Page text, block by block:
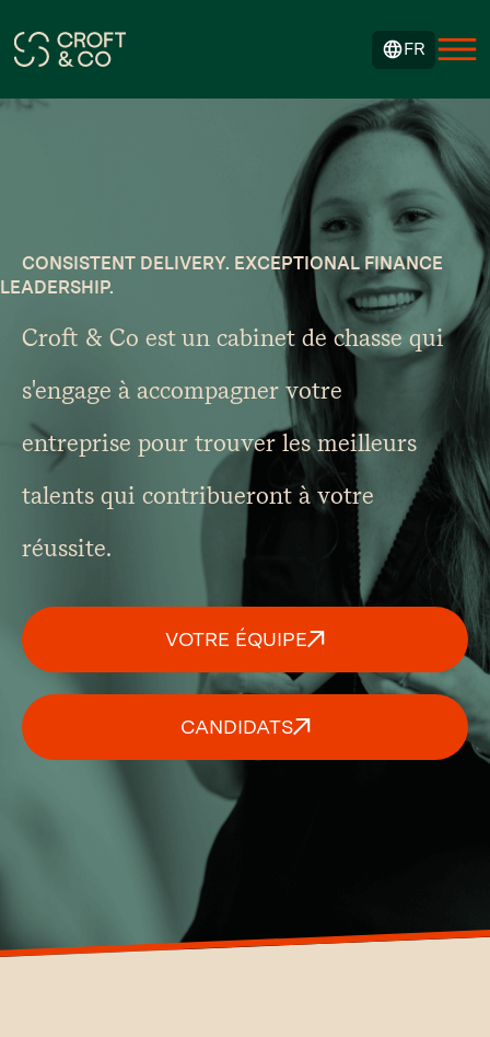
FR
CONSISTENT DELIVERY. EXCEPTIONAL FINANCE
LEADERSHIP.
Croft & Co est un cabinet de chasse qui
s'engage à accompagner votre
entreprise pour trouver les meilleurs
talents qui contribueront à votre
réussite.
VOTRE ÉQUIPE
CANDIDATS